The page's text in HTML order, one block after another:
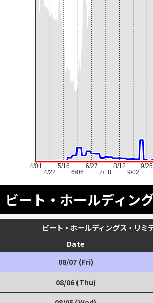
4/01
4/22
5/16
6/06
6/27
7/18
8/12
9/02
9/25
ビート・ホールディン
ビート・ホールディングス・リミ
Date
08/07 (Fri)
08/06 (Thu)